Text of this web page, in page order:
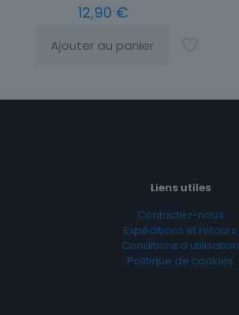
12,90 €
Ajouter au panier
Liens utiles
Contactez-nous
Expéditions et retours
Conditions d’utilisation
Politique de cookies